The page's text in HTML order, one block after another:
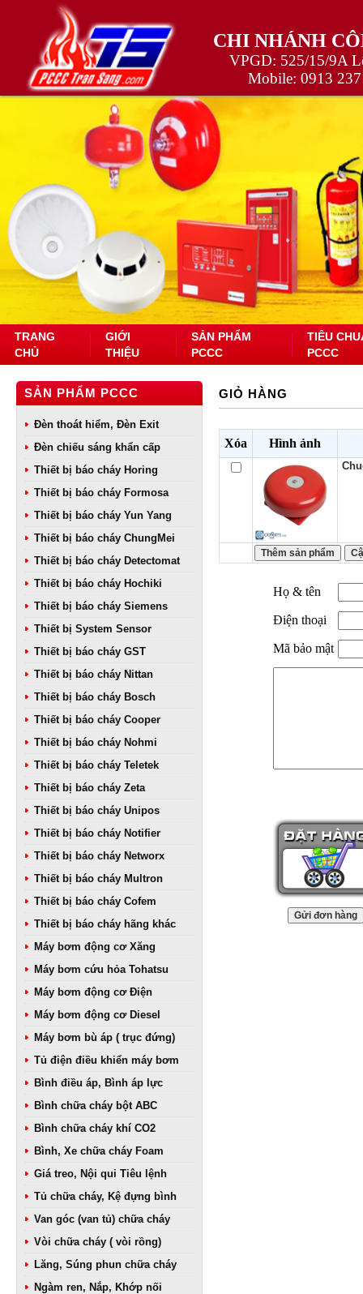
CHI NHÁNH
VPGD: 525/15/9A
Mobile: 0913
TRANG
CHỦ
GIỚI
THIỆU
SẢN PHẨM
PCCC
TIÊU
PCCC
SẢN PHẨM PCCC
Đèn thoát hiểm, Đèn Exit
Đèn chiếu sáng khẩn cấp
Thiết bị báo cháy Horing
Thiết bị báo cháy Formosa
Thiết bị báo cháy Yun Yang
Thiết bị báo cháy ChungMei
Thiết bị báo cháy Detectomat
Thiết bị báo cháy Hochiki
Thiết bị báo cháy Siemens
Thiết bị System Sensor
Thiết bị báo cháy GST
Thiết bị báo cháy Nittan
Thiết bị báo cháy Bosch
Thiết bị báo cháy Cooper
Thiết bị báo cháy Nohmi
Thiết bị báo cháy Teletek
Thiết bị báo cháy Zeta
Thiết bị báo cháy Unipos
Thiết bị báo cháy Notifier
Thiết bị báo cháy Networx
Thiết bị báo cháy Multron
Thiết bị báo cháy Cofem
Thiết bị báo cháy hãng khác
Máy bơm động cơ Xăng
Máy bơm cứu hỏa Tohatsu
Máy bơm động cơ Điện
Máy bơm động cơ Diesel
Máy bơm bù áp ( trục đứng)
Tủ điện điều khiển máy bơm
Bình điều áp, Bình áp lực
Bình chữa cháy bột ABC
Bình chữa cháy khí CO2
Bình, Xe chữa cháy Foam
Giá treo, Nội qui Tiêu lệnh
Tủ chữa cháy, Kệ đựng bình
Van góc (van tủ) chữa cháy
Vòi chữa cháy ( vòi rồng)
Lăng, Súng phun chữa cháy
Ngàm ren, Nắp, Khớp nối
GIỎ HÀNG
Xóa Hình ảnh
Họ & tên
Điện thoại
Mã bảo mật